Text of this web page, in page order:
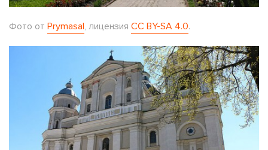
Фото от Prymasal, лицензия CC BY-SA 4.0.